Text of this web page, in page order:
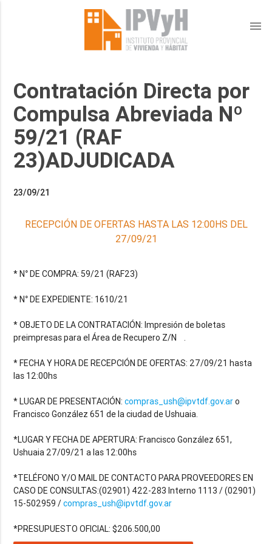
menu
Contratación Directa por
Compulsa Abreviada Nº
59/21 (RAF
23)ADJUDICADA
23/09/21
RECEPCIÓN DE OFERTAS HASTA LAS 12:00HS DEL
27/09/21
* N° DE COMPRA: 59/21 (RAF23)
* N° DE EXPEDIENTE: 1610/21
* OBJETO DE LA CONTRATACIÓN: Impresión de boletas
preimpresas para el Área de Recupero Z/N .
* FECHA Y HORA DE RECEPCIÓN DE OFERTAS: 27/09/21 hasta
las 12:00hs
* LUGAR DE PRESENTACIÓN:compras_ush@ipvtdf.gov.aro
Francisco González 651 de la ciudad de Ushuaia.
*LUGAR Y FECHA DE APERTURA: Francisco González 651,
Ushuaia 27/09/21 a las 12:00hs
*TELÉFONO Y/O MAIL DE CONTACTO PARA PROVEEDORES EN
CASO DE CONSULTAS:(02901) 422-283 Interno 1113 / (02901)
15-502959 /compras_ush@ipvtdf.gov.ar